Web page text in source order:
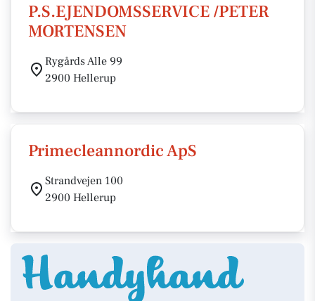
P.S.EJENDOMSSERVICE /PETER
MORTENSEN
Rygårds Alle 99
2900 Hellerup
Primecleannordic ApS
Strandvejen 100
2900 Hellerup